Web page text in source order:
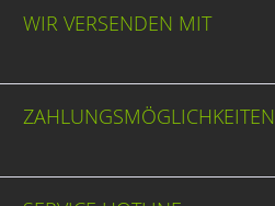
WIR VERSENDEN MIT
ZAHLUNGSMÖGLICHKEITEN